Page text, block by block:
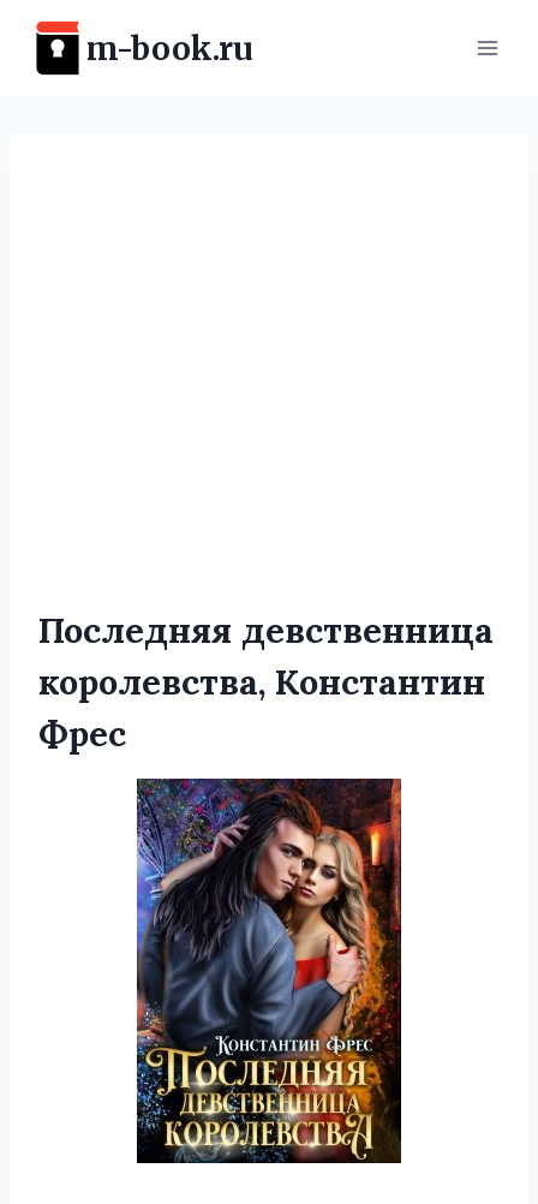
Перейти
содержимому
m-book.ru
Последняя девственница
королевства, Константин
Фрес